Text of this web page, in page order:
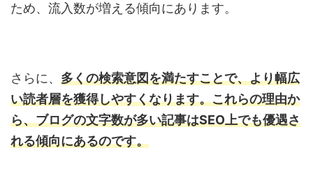
ため、流入数が増える傾向にあります。
さらに、 多くの検索意図を満たすことで、より幅広
い読者層を獲得しやすくなります。これらの理由か
ら、ブログの文字数が多い記事はSEO上でも優遇さ
れる傾向にあるのです。